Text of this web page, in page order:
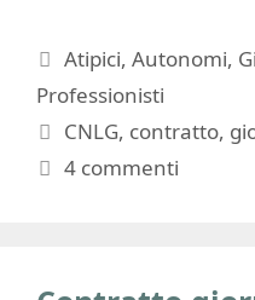
Categorie
Atipici,Autonomi,
Professionisti
Tag
CNLG, contratto,
4 commenti